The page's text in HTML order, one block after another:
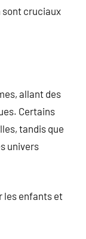
sont cruciaux
allant des
Certains
tandis que
univers
les enfants et